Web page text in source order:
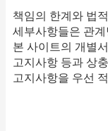
책임의 한계와 법
세부사항들은 관
본 사이트의 개별
고지사항 등과 상
고지사항을 우선